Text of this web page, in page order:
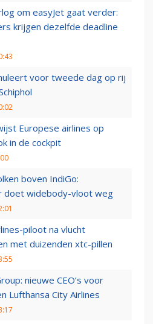
om easyJet gaat verder:
krijgen dezelfde deadline
voor tweede dag op rij
Europese airlines op
in de cockpit
boven IndiGo:
doet widebody-vloot weg
piloot na vlucht
met duizenden xtc-pillen
nieuwe CEO’s voor
Lufthansa City Airlines